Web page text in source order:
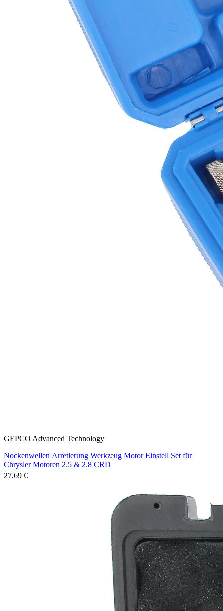
GEPCO Advanced Technology
Nockenwellen Arretierung Werkzeug Motor Einstell Set für
Chrysler Motoren 2.5 & 2.8 CRD
27,69 €